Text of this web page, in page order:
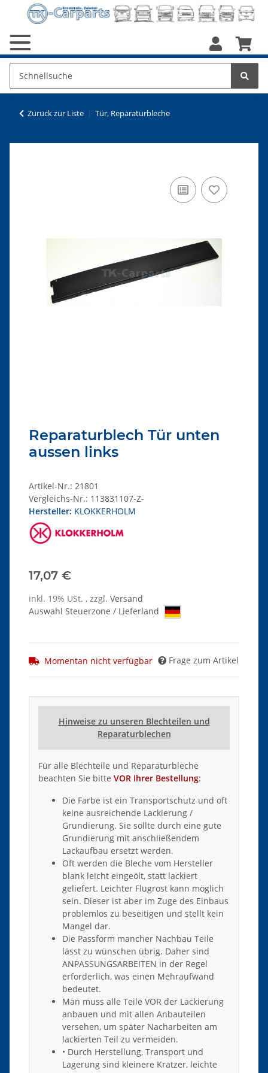
Zurück zur Liste Tür, Reparaturbleche
Reparaturblech Tür unten
aussen links
Artikel-Nr.: 21801
Vergleichs-Nr.: 113831107-Z-
Hersteller: KLOKKERHOLM
17,07 €
inkl. 19% USt. , zzgl. Versand
Auswahl Steuerzone / Lieferland
Momentan nicht verfügbar Frage zum Artikel
Hinweise zu unseren Blechteilen und
Reparaturblechen
Für alle Blechteile und Reparaturbleche
beachten Sie bitte VOR Ihrer Bestellung:
Die Farbe ist ein Transportschutz und oft
keine ausreichende Lackierung /
Grundierung. Sie sollte durch eine gute
Grundierung mit anschließendem
Lackaufbau ersetzt werden.
Oft werden die Bleche vom Hersteller
blank leicht eingeölt, statt lackiert
geliefert. Leichter Flugrost kann möglich
sein. Dieser ist aber im Zuge des Einbaus
problemlos zu beseitigen und stellt kein
Mangel dar.
Die Passform mancher Nachbau Teile
lässt zu wünschen übrig. Daher sind
ANPASSUNGSARBEITEN in der Regel
erforderlich, was einen Mehraufwand
bedeutet.
Man muss alle Teile VOR der Lackierung
anbauen und mit allen Anbauteilen
versehen, um später Nacharbeiten am
lackierten Teil zu vermeiden.
• Durch Herstellung, Transport und
Lagerung sind kleinere Kratzer, leichte